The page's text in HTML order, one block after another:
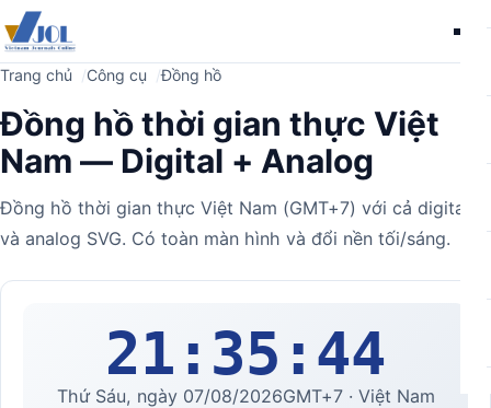
Trang chủ Công cụ Đồng hồ
Đồng hồ thời gian thực Việt
Nam — Digital + Analog
Đồng hồ thời gian thực Việt Nam (GMT+7) với cả digital
và analog SVG. Có toàn màn hình và đổi nền tối/sáng.
21:35:44
Thứ Sáu, ngày 07/08/2026GMT+7 · Việt Nam